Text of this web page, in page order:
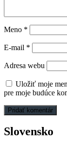
Meno *
E-mail *
Adresa webu
Uložiť moje
pre moje budúce
Slovensko